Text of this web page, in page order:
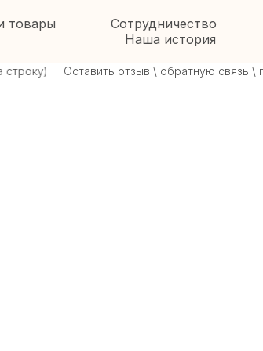
товары Сотрудничество
Наша история
Оставить отзыв \ обратную связь \